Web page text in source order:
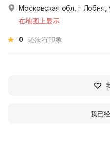
Московская обл, г Лобня,
在地图上显示
0 还没有印象
我已